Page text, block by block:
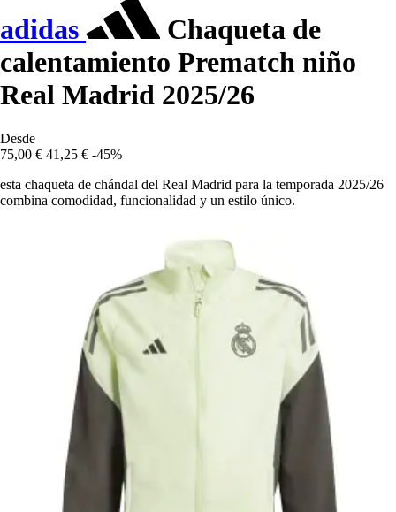
adidas
Chaqueta de
calentamiento Prematch niño
Real Madrid 2025/26
Desde
75,00 € 41,25 € -45%
esta chaqueta de chándal del Real Madrid para la temporada 2025/26
combina comodidad, funcionalidad y un estilo único.